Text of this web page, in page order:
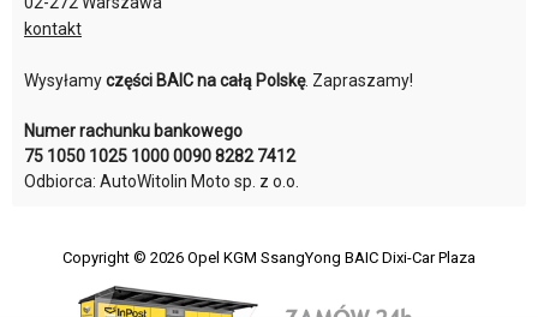
kontakt
Wysyłamyczęści BAIC na całą Polskę. Zapraszamy!
Numer rachunku bankowego
75 1050 1025 1000 0090 8282 7412
Odbiorca: AutoWitolin Moto sp. z o.o.
Copyright © 2026 Opel KGM SsangYong BAIC Dixi-Car Plaza